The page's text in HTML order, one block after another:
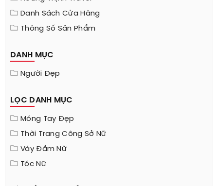
Cân Điện Tử
Danh Sách Cửa Hàng
Thông Số Sản Phẩm
DANH MỤC
Người Đẹp
Móng Tay Đẹp